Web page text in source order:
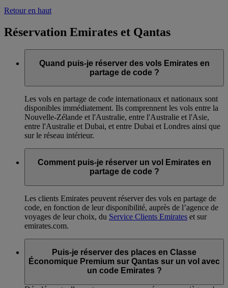
Retour en haut
Réservation Emirates et Qantas
Quand puis-je réserver des vols Emirates en
partage de code ?
Les vols en partage de code internationaux et nationaux sont
disponibles immédiatement. Ils comprennent les vols entre la
Nouvelle-Zélande et l'Australie, entre l'Australie et l'Asie,
entre l'Australie et Dubai, et entre Dubai et Londres ainsi que
sur le réseau intérieur.
Comment puis-je réserver un vol Emirates en
partage de code ?
Les clients Emirates peuvent réserver des vols en partage de
code, en fonction de leur disponibilité, auprès de l’agence de
voyages de leur choix, du Service Clients Emirates et sur
emirates.com.
Puis-je réserver des places en Classe
Économique Premium sur Qantas sur un vol avec
un code Emirates ?